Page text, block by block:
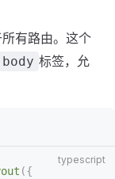
有路由。这个
body 标签，允
({